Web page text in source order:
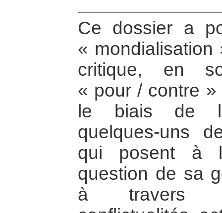
Ce dossier a
«
critique, en
« pour / contre
le biais de
quelques-uns
qui posent à
question de sa
à travers